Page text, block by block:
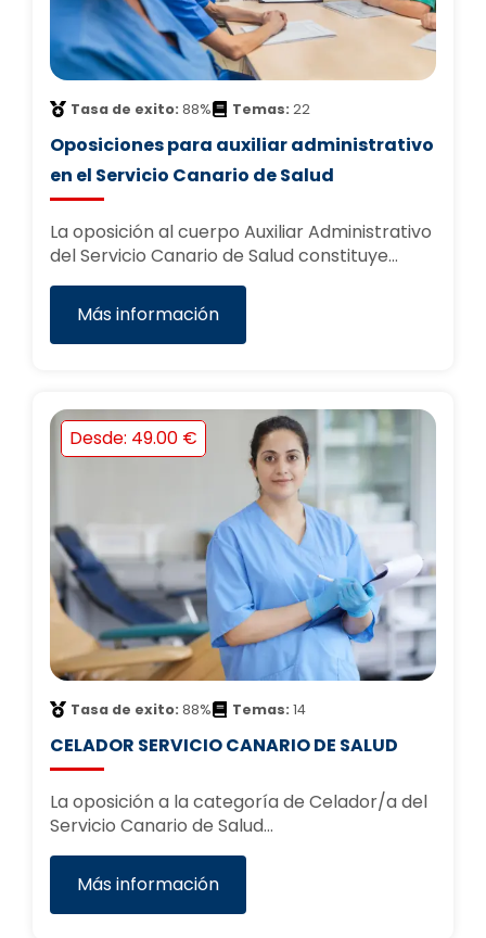
Tasa de exito: 88% Temas: 22
Oposiciones para auxiliar administrativo
en el Servicio Canario de Salud
La oposición al cuerpo Auxiliar Administrativo
del Servicio Canario de Salud constituye…
Más información
Desde: 49.00 €
Tasa de exito: 88% Temas: 14
CELADOR SERVICIO CANARIO DE SALUD
La oposición a la categoría de Celador/a del
Servicio Canario de Salud…
Más información